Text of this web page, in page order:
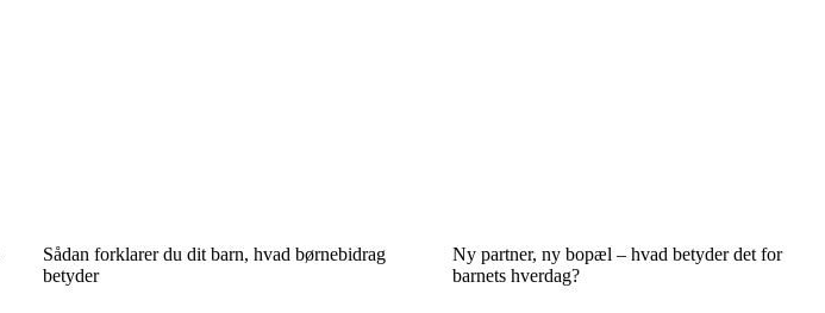
Sådan forklarer du dit barn, hvad børnebidrag
betyder
Ny partner, ny bopæl – hvad betyder det for
barnets hverdag?